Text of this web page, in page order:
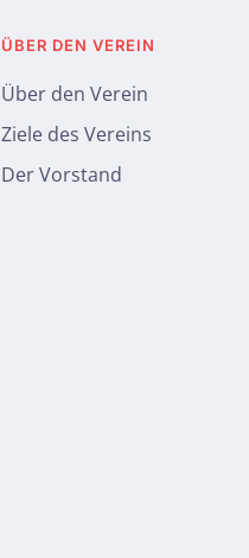
ÜBER DEN VEREIN
Über den Verein
Ziele des Vereins
Der Vorstand